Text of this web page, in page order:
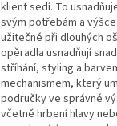
klient sedí. To
svým potřebám a
užitečné při dlouhých
opěradla usnadňují
stříhání, styling a
mechanismem, který
područky ve správné
včetně hrbení hlavy